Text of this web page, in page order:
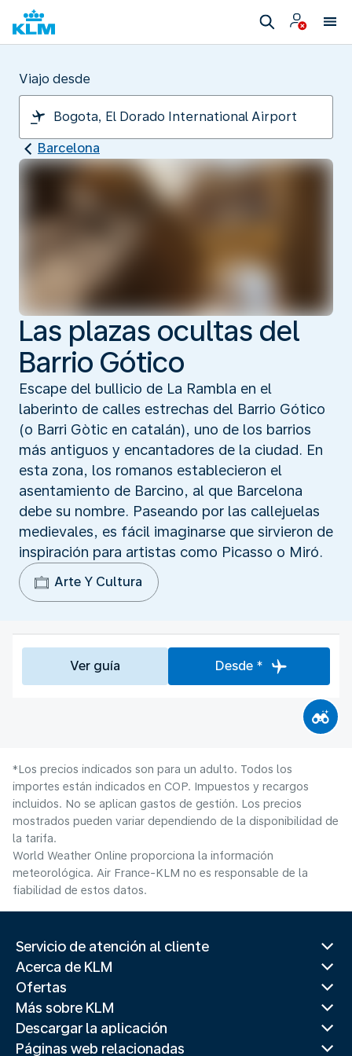
Viajo desde
Barcelona
Las plazas ocultas del
Barrio Gótico
Escape del bullicio de La Rambla en el
laberinto de calles estrechas del Barrio Gótico
(o Barri Gòtic en catalán), uno de los barrios
más antiguos y encantadores de la ciudad. En
esta zona, los romanos establecieron el
asentamiento de Barcino, al que Barcelona
debe su nombre. Paseando por las callejuelas
medievales, es fácil imaginarse que sirvieron de
inspiración para artistas como Picasso o Miró.
Arte Y Cultura
Ver guía Desde *
*Los precios indicados son para un adulto. Todos los
importes están indicados en COP. Impuestos y recargos
incluidos. No se aplican gastos de gestión. Los precios
mostrados pueden variar dependiendo de la disponibilidad de
la tarifa.
World Weather Online proporciona la información
meteorológica. Air France-KLM no es responsable de la
fiabilidad de estos datos.
Servicio de atención al cliente
Acerca de KLM
Ofertas
Más sobre KLM
Descargar la aplicación
Páginas web relacionadas